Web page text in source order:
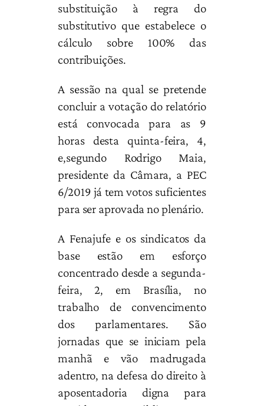
substituição à regra do
substitutivo que estabelece o
cálculo sobre 100% das
contribuições.
A sessão na qual se pretende
concluir a votação do relatório
está convocada para as 9
horas desta quinta-feira, 4,
e,segundo Rodrigo Maia,
presidente da Câmara, a PEC
6/2019 já tem votos suficientes
para ser aprovada no plenário.
A Fenajufe e os sindicatos da
base estão em esforço
concentrado desde a segunda-
feira, 2, em Brasília, no
trabalho de convencimento
dos parlamentares. São
jornadas que se iniciam pela
manhã e vão madrugada
adentro, na defesa do direito à
aposentadoria digna para